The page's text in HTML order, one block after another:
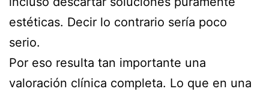
estéticas. Decir lo contrario sería poco
serio.
Por eso resulta tan importante una
valoración clínica completa. Lo que en una